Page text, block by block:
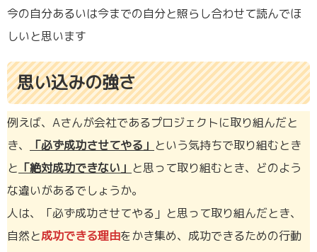
今の自分あるいは今までの自分と照らし合わせて読んでほ
しいと思います
思い込みの強さ
例えば、Aさんが会社であるプロジェクトに取り組んだと
き、
「必ず成功させてやる」 という気持ちで取り組むとき
と 「絶対成功できない」 と思って取り組むとき、どのよう
な違いがあるでしょうか。
人は、「必ず成功させてやる」と思って取り組んだとき、
自然と成功できる理由をかき集め、成功できるための行動